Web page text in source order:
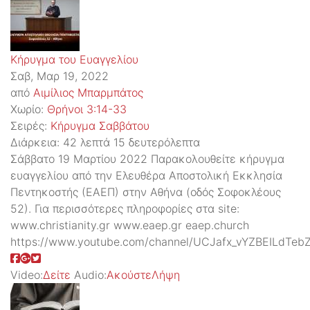
Κήρυγμα του Ευαγγελίου
Σαβ, Μαρ 19, 2022
από Αιμίλιος Μπαρμπάτος
Χωρίο: Θρήνοι 3:14-33
Σειρές: Kήρυγμα Σαββάτου
Διάρκεια: 42 λεπτά 15 δευτερόλεπτα
Σάββατο 19 Μαρτίου 2022 Παρακολουθείτε κήρυγμα
ευαγγελίου από την Ελευθέρα Αποστολική Εκκλησία
Πεντηκοστής (ΕΑΕΠ) στην Αθήνα (οδός Σοφοκλέους
52). Για περισσότερες πληροφορίες στα site:
www.christianity.gr www.eaep.gr eaep.church
https://www.youtube.com/channel/
Video:Δείτε Audio:ΑκούστεΛήψη